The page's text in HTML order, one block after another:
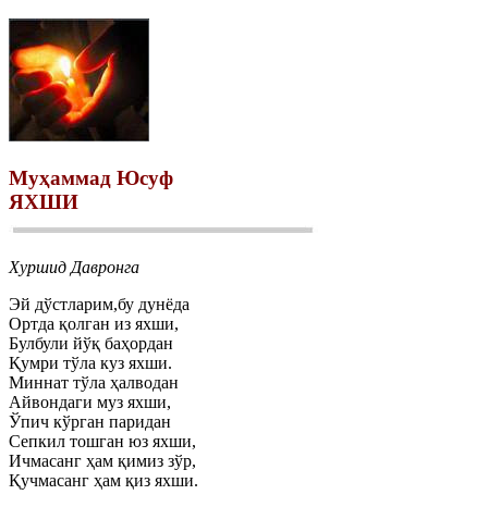
Муҳаммад Юсуф
ЯХШИ
Хуршид Давронга
Эй дўстларим,бу дунёда
Ортда қолган из яхши,
Булбули йўқ баҳордан
Қумри тўла куз яхши.
Миннат тўла ҳалводан
Айвондаги муз яхши,
Ўпич кўрган паридан
Сепкил тошган юз яхши,
Ичмасанг ҳам қимиз зўр,
Қучмасанг ҳам қиз яхши.